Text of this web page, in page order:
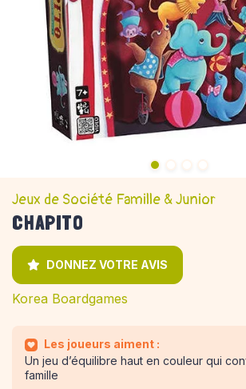
Jeux de Société Famille & Junior
CHAPITO
DONNEZ VOTRE AVIS
Korea Boardgames
Les joueurs aiment :
Un jeu d’équilibre haut en couleur qui
famille